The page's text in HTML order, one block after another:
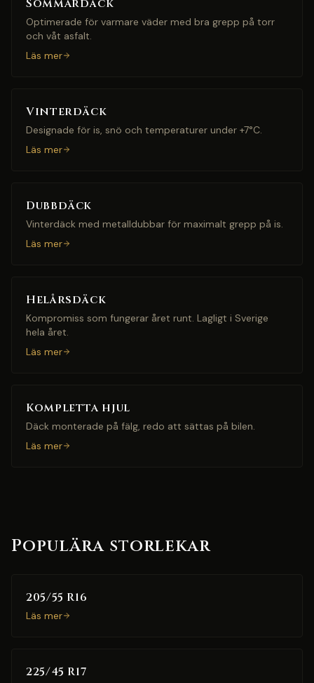
Sommardäck
Optimerade för varmare väder med bra grepp på torr
och våt asfalt.
Läs mer
Vinterdäck
Designade för is, snö och temperaturer under +7°C.
Läs mer
Dubbdäck
Vinterdäck med metalldubbar för maximalt grepp på is.
Läs mer
Helårsdäck
Kompromiss som fungerar året runt. Lagligt i Sverige
hela året.
Läs mer
Kompletta hjul
Däck monterade på fälg, redo att sättas på bilen.
Läs mer
Populära storlekar
205/55 R16
Läs mer
225/45 R17